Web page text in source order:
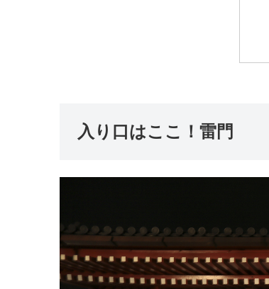
入り口はここ！雷門